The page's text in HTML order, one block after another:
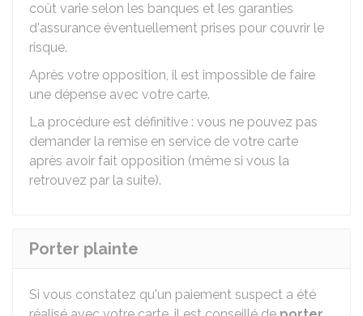
coût varie selon les banques et les garanties
d'assurance éventuellement prises pour couvrir le
risque.
Après votre opposition, il est impossible de faire
une dépense avec votre carte.
La procédure est définitive : vous ne pouvez pas
demander la remise en service de votre carte
après avoir fait opposition (même si vous la
retrouvez par la suite).
Porter plainte
Si vous constatez qu'un paiement suspect a été